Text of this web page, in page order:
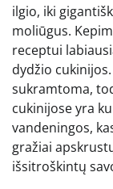
ilgio, iki
moliūgus.
receptui
dydžio
sukramtoma,
cukinijose yra
vandeningos,
gražiai
išsitroškintų